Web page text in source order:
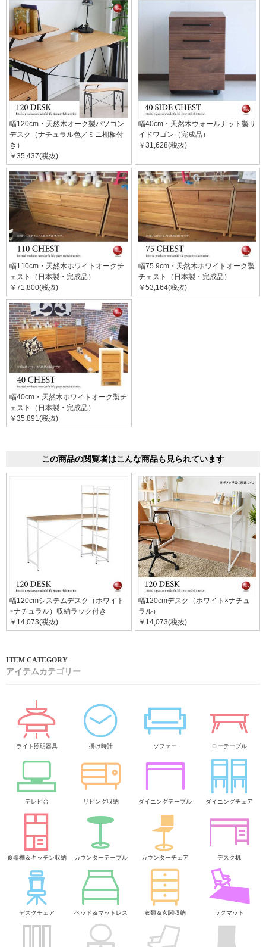
幅120cm・天然木オーク製パソコン
デスク（ナチュラル色／ミニ棚板付
き）
￥35,437(税抜)
幅40cm・天然木ウォールナット製サ
イドワゴン（完成品）
￥31,628(税抜)
幅110cm・天然木ホワイトオークチ
ェスト（日本製・完成品）
￥71,800(税抜)
幅75.9cm・天然木ホワイトオーク製
チェスト（日本製・完成品）
￥53,164(税抜)
幅40cm・天然木ホワイトオーク製チ
ェスト（日本製・完成品）
￥35,891(税抜)
この商品の閲覧者はこんな商品も見られています
幅120cmシステムデスク（ホワイト
×ナチュラル）収納ラック付き
￥14,073(税抜)
幅120cmデスク（ホワイト×ナチュ
ラル）
￥14,073(税抜)
アイテムカテゴリー
ライト照明器具 掛け時計 ソファー ローテーブル
テレビ台 リビング収納 ダイニングテーブル ダイニングチェア
食器棚＆キッチン収納 カウンターテーブル カウンターチェア デスク机
デスクチェア ベッド＆マットレス 衣類＆玄関収納 ラグマット